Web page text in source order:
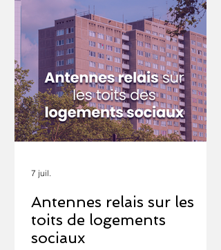
Antennes relais sur les
toits de logements
sociaux
7 juil.